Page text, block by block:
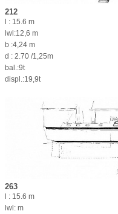
212
l : 15.6 m
lwl:12,6 m
b :4,24 m
d : 2.70 /1,25m
bal.:9t
displ.:19,9t
263
l : 15.6 m
lwl: m